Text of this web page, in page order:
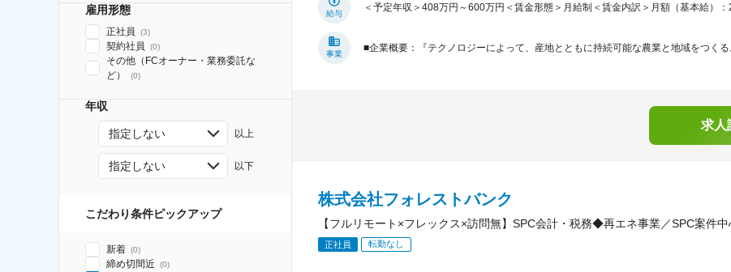
雇用形態
正社員 (3)
契約社員 (0)
その他（FCオーナー・業務委託な
ど）
(0)
年収
指定しない 以上
指定しない 以下
こだわり条件ピックアップ
新着 (0)
締め切間近 (0)
給与
＜予定年収＞408万円～600万円＜賃金形態＞月給制＜賃金内訳＞月額（基本給）：
事業
■企業概要：『テクノロジーによって、産地とともに持続可能な農業と地域をつくる
求人
株式会社フォレストバンク
【フルリモート×フレックス×訪問無】SPC会計・税務◆再エネ事業／SPC案件
正社員 転勤なし